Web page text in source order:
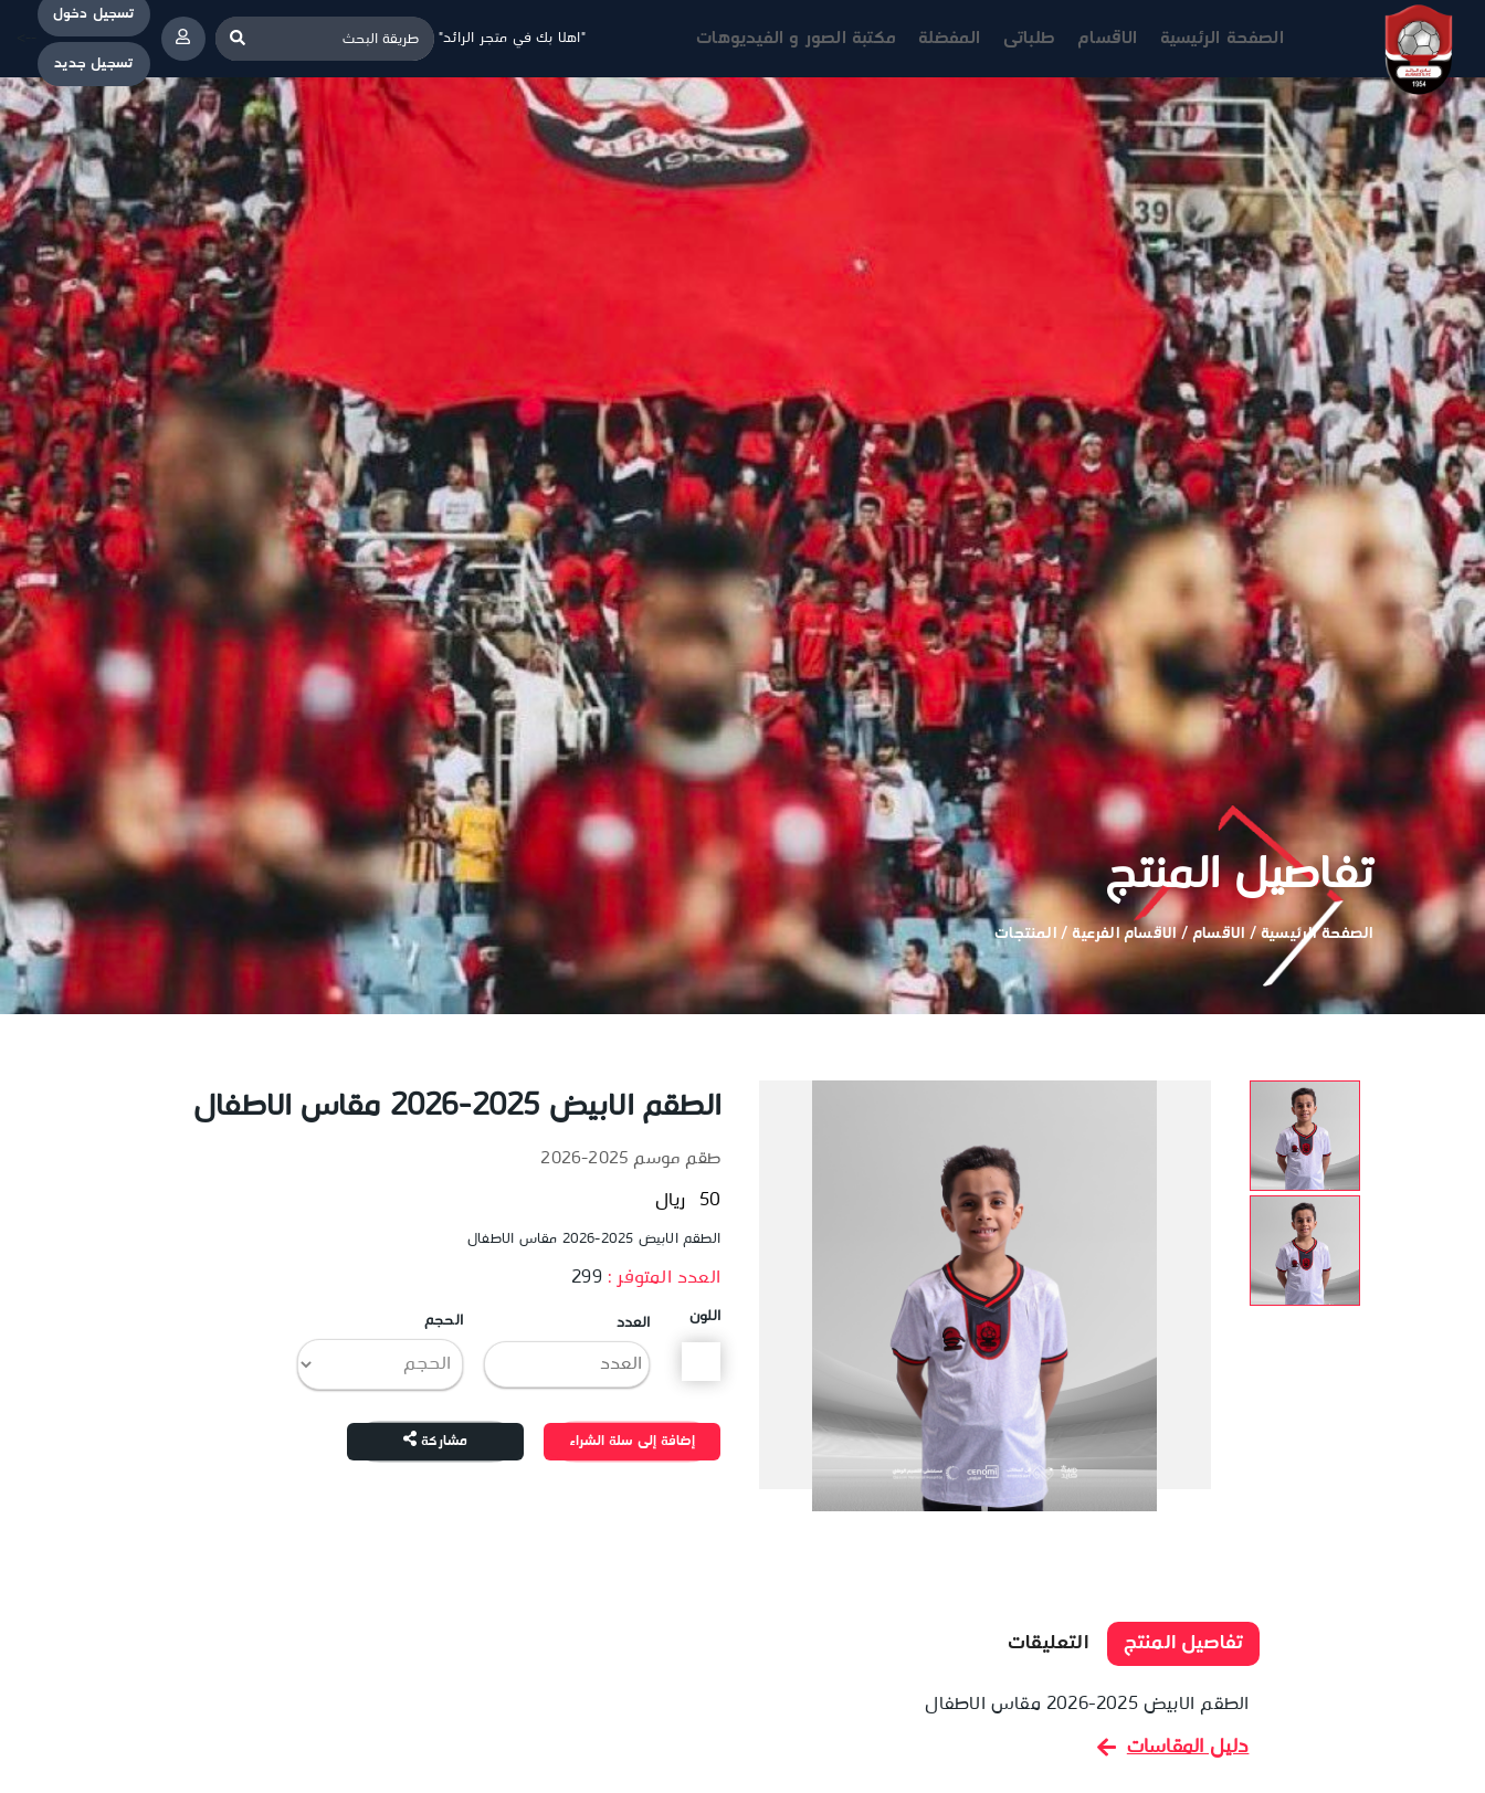
الصفحة الرئيسية الاقسام طلباتى المفضلة مكتبة الصور و الفيديوهات "اهلا بك في متجر الرائد"
تسجيل دخول
تسجيل جديد
تفاصيل المنتج
الصفحة الرئيسية/الاقسام/الاقسام الفرعية/المنتجات
الطقم الابيض 2025-2026 مقاس الاطفال
طقم موسم 2025-2026
50 ريال
الطقم الابيض 2025-2026 مقاس الاطفال
العدد المتوفر :299
اللون العدد الحجم
إضافة إلى سلة الشراء مشاركة
تفاصيل المنتج التعليقات
الطقم الابيض 2025-2026 مقاس الاطفال
دليل المقاسات